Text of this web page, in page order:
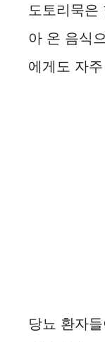
도토리묵은
아 온 음식
에게도 자
당뇨 환자